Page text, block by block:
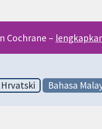
Cochrane –
Hrvatski Bahasa